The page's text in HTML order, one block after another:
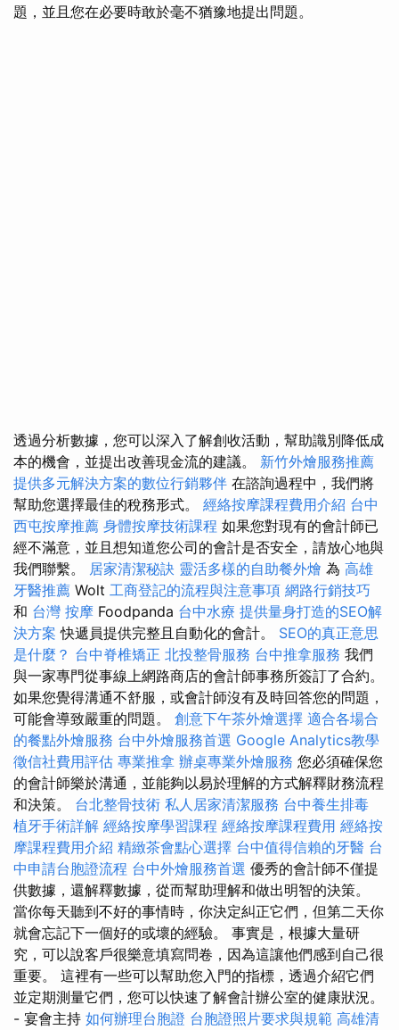
題，並且您在必要時敢於毫不猶豫地提出問題。
透過分析數據，您可以深入了解創收活動，幫助識別降低成
本的機會，並提出改善現金流的建議。 新竹外燴服務推薦
提供多元解決方案的數位行銷夥伴 在諮詢過程中，我們將
幫助您選擇最佳的稅務形式。 經絡按摩課程費用介紹 台中
西屯按摩推薦 身體按摩技術課程 如果您對現有的會計師已
經不滿意，並且想知道您公司的會計是否安全，請放心地與
我們聯繫。 居家清潔秘訣 靈活多樣的自助餐外燴 為 高雄
牙醫推薦 Wolt 工商登記的流程與注意事項 網路行銷技巧
和 台灣 按摩 Foodpanda 台中水療 提供量身打造的SEO解
決方案 快遞員提供完整且自動化的會計。 SEO的真正意思
是什麼？ 台中脊椎矯正 北投整骨服務 台中推拿服務 我們
與一家專門從事線上網路商店的會計師事務所簽訂了合約。
如果您覺得溝通不舒服，或會計師沒有及時回答您的問題，
可能會導致嚴重的問題。 創意下午茶外燴選擇 適合各場合
的餐點外燴服務 台中外燴服務首選 Google Analytics教學
徵信社費用評估 專業推拿 辦桌專業外燴服務 您必須確保您
的會計師樂於溝通，並能夠以易於理解的方式解釋財務流程
和決策。 台北整骨技術 私人居家清潔服務 台中養生排毒
植牙手術詳解 經絡按摩學習課程 經絡按摩課程費用 經絡按
摩課程費用介紹 精緻茶會點心選擇 台中值得信賴的牙醫 台
中申請台胞證流程 台中外燴服務首選 優秀的會計師不僅提
供數據，還解釋數據，從而幫助理解和做出明智的決策。
當你每天聽到不好的事情時，你決定糾正它們，但第二天你
就會忘記下一個好的或壞的經驗。 事實是，根據大量研
究，可以說客戶很樂意填寫問卷，因為這讓他們感到自己很
重要。 這裡有一些可以幫助您入門的指標，透過介紹它們
並定期測量它們，您可以快速了解會計辦公室的健康狀況。
- 宴會主持 如何辦理台胞證 台胞證照片要求與規範 高雄清